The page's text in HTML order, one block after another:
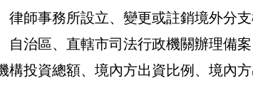
律師事務所設立、變更或註銷境外分
自治區、直轄市司法行政機關辦理備
構投資總額、境內方出資比例、境內方